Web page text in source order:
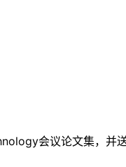
会议论文集，并